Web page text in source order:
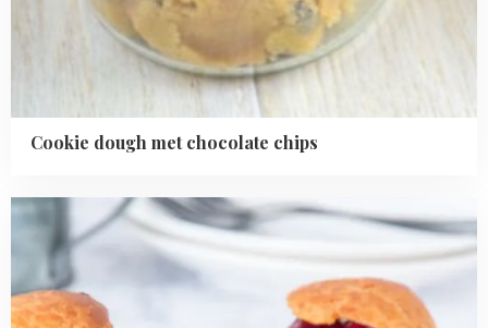
Cookie dough met chocolate chips
Read
about
MonChou
soesjes